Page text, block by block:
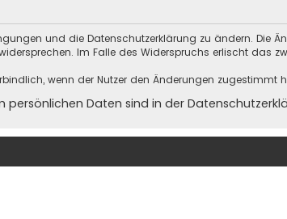
und die Datenschutzerklärung zu ändern. Die
Im Falle des Widerspruchs erlischt das
wenn der Nutzer den Änderungen zugestimmt
Daten sind in der